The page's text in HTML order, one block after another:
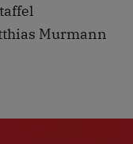
Murmann